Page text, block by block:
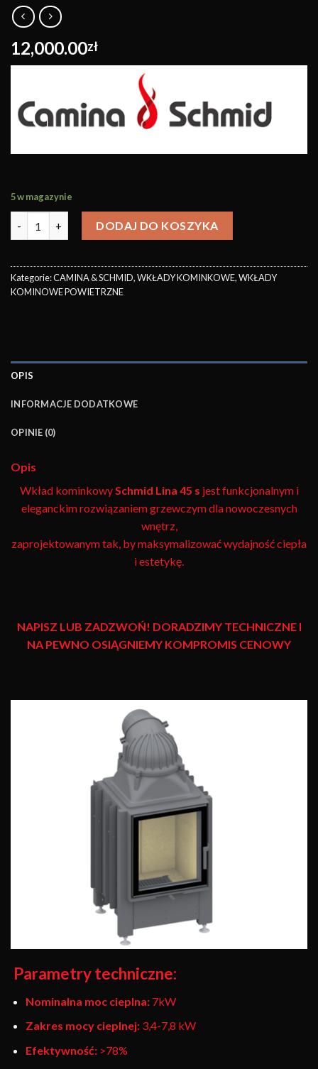
12,000.00zł
5 w magazynie
DODAJ DO KOSZYKA
Kategorie:CAMINA & SCHMID,WKŁADY KOMINKOWE,WKŁADY
KOMINOWE POWIETRZNE
OPIS
INFORMACJE DODATKOWE
OPINIE (0)
Opis
Wkład kominkowySchmid Lina 45 s jest funkcjonalnym i
eleganckim rozwiązaniem grzewczym dla nowoczesnych
wnętrz,
zaprojektowanym tak, by maksymalizować wydajność ciepła
i estetykę.
NAPISZ LUB ZADZWOŃ! DORADZIMY TECHNICZNE I
NA PEWNO OSIĄGNIEMY KOMPROMIS CENOWY
Parametry techniczne:
Nominalna moc cieplna:7kW
Zakres mocy cieplnej:3,4-7,8 kW
Efektywność:>78%